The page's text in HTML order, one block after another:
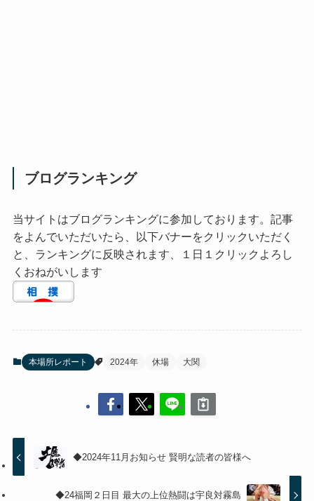
ブログランキング
当サイトはブログランキングに参加しております。記事
をよんでいただいたら、以下バナーをクリックいただく
と、ランキングに反映されます、１日１クリックよろし
くおねがいします
本場所レポート 2024年 休場 大関
◆2024年11月お知らせ 賢明な読者の皆様へ
◆24福岡２日目 最大の上位熱闘は宇良対霧島